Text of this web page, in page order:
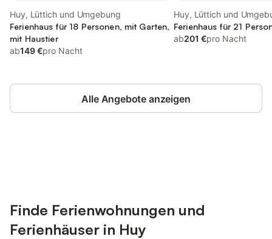
Huy, Lüttich und Umgebung
Ferienhaus für 18 Personen, mit Garten,
mit Haustier
ab149 €pro Nacht
Huy, Lüttich und
Ferienhaus für 21
ab201 €pro Nacht
Alle Angebote anzeigen
Finde Ferienwohnungen und
Ferienhäuser in Huy